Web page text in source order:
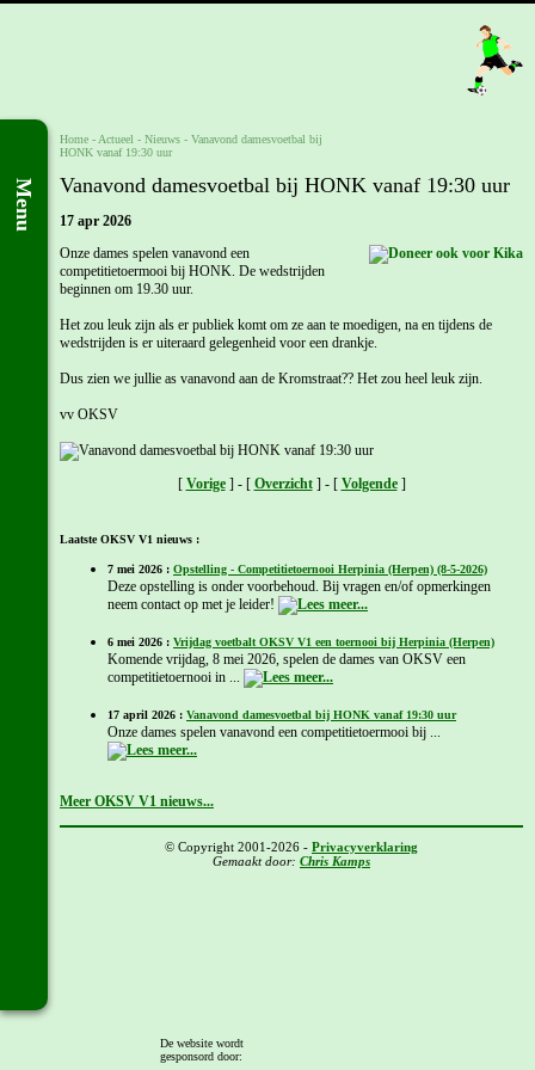
Menu
Home - Actueel - Nieuws - Vanavond damesvoetbal bij
HONK vanaf 19:30 uur
Vanavond damesvoetbal bij HONK vanaf 19:30 uur
17 apr 2026
Onze dames spelen vanavond een
competitietoermooi bij HONK. De wedstrijden
beginnen om 19.30 uur.
Het zou leuk zijn als er publiek komt om ze aan te moedigen, na en tijdens de
wedstrijden is er uiteraard gelegenheid voor een drankje.
Dus zien we jullie as vanavond aan de Kromstraat?? Het zou heel leuk zijn.
vv OKSV
[ Vorige] - [ Overzicht] - [ Volgende]
Laatste OKSV V1 nieuws :
7 mei 2026 : Opstelling - Competitietoernooi Herpinia (Herpen) (8-5-2026)
Deze opstelling is onder voorbehoud. Bij vragen en/of opmerkingen
neem contact op met je leider!
6 mei 2026 : Vrijdag voetbalt OKSV V1 een toernooi bij Herpinia (Herpen)
Komende vrijdag, 8 mei 2026, spelen de dames van OKSV een
competitietoernooi in ...
17 april 2026 : Vanavond damesvoetbal bij HONK vanaf 19:30 uur
Onze dames spelen vanavond een competitietoermooi bij ...
Meer OKSV V1 nieuws...
© Copyright 2001-2026 - Privacyverklaring
Gemaakt door: Chris Kamps
De website wordt
gesponsord door: